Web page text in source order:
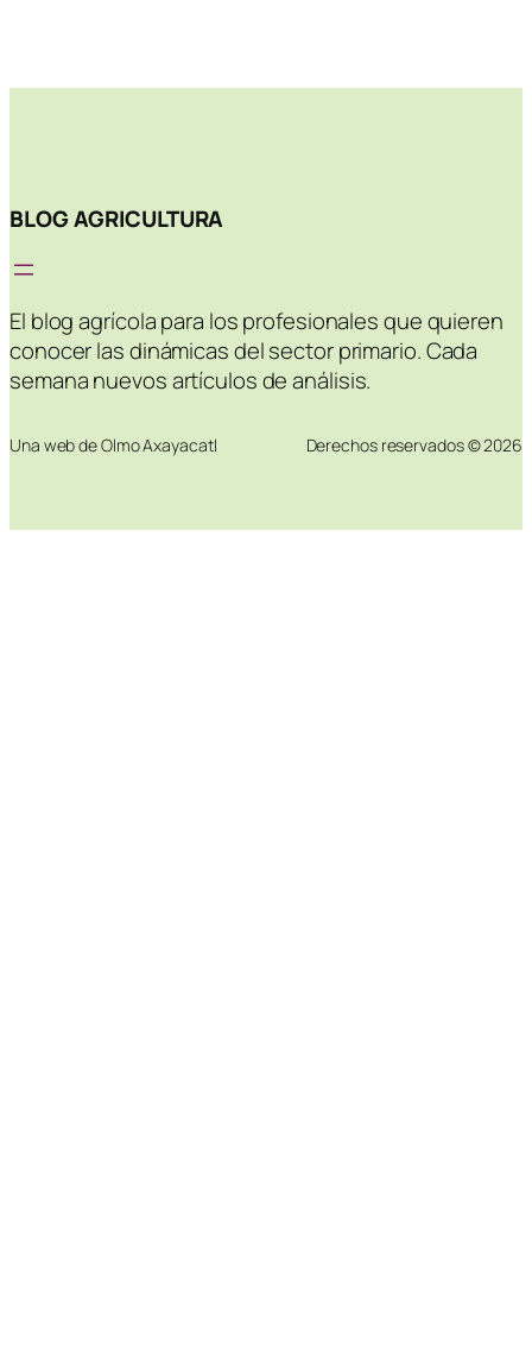
BLOG AGRICULTURA
El blog agrícola para los profesionales que quieren
conocer las dinámicas del sector primario. Cada
semana nuevos artículos de análisis.
Una web de Olmo Axayacatl Derechos reservados © 2026